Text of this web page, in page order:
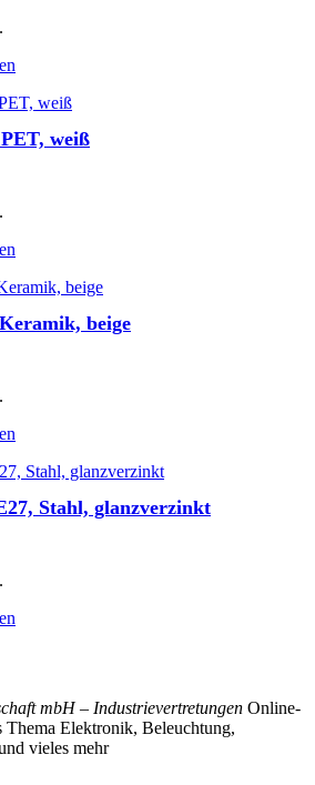
weiß
beige
Stahl, glanzverzinkt
mbH – Industrievertretungen Online-
Thema Elektronik, Beleuchtung,
vieles mehr